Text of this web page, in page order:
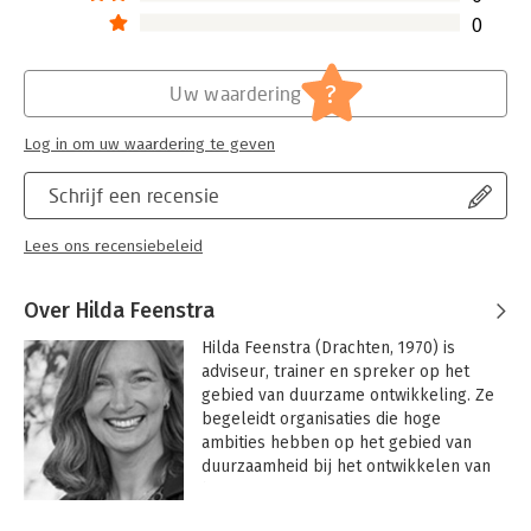
0
Schrijf een recensie
Lees ons recensiebeleid
Uw waardering ?
Log in om uw waardering te geven
Over Hilda Feenstra
Hilda Feenstra (Drachten, 1970) is
adviseur, trainer en spreker op het
gebied van duurzame ontwikkeling. Ze
begeleidt organisaties die hoge
ambities hebben op het gebied van
duurzaamheid bij het ontwikkelen van